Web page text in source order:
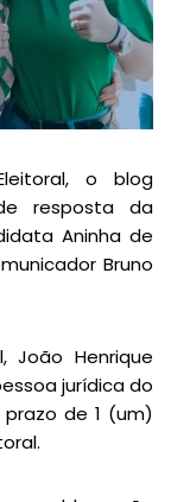
o blog
resposta da
Aninha de
Bruno
João Henrique
jurídica do
de 1 (um)